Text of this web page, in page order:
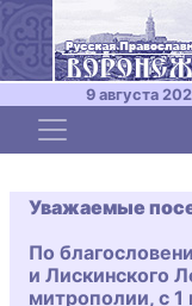
9 августа
Toggle
Уважаемые
По
и Лискинского
митрополии, с 1